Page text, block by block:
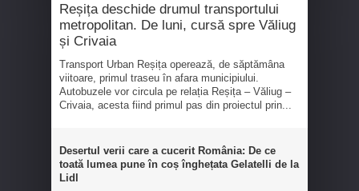
Reșița deschide drumul transportului
metropolitan. De luni, cursă spre Văliug
și Crivaia
Transport Urban Reșița operează, de săptămâna
viitoare, primul traseu în afara municipiului.
Autobuzele vor circula pe relația Reșița – Văliug –
Crivaia, acesta fiind primul pas din proiectul prin...
Desertul verii care a cucerit România: De ce
toată lumea pune în coș înghețata Gelatelli de la
Lidl